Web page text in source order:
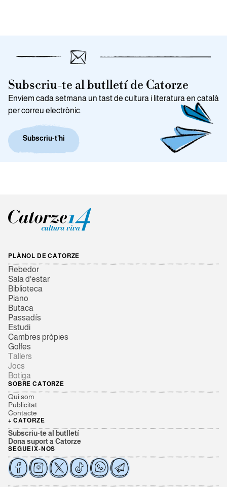
Subscriu-te al butlletí de Catorze
Enviem cada setmana un tast de cultura i literatura en català
per correu electrònic.
Subscriu-t’hi
PLÀNOL DE CATORZE
Rebedor
Sala d'estar
Biblioteca
Piano
Butaca
Passadís
Estudi
Cambres pròpies
Golfes
Tallers
Jocs
Botiga
SOBRE CATORZE
Qui som
Publicitat
Contacte
+ CATORZE
Subscriu-te al butlletí
Dona suport a Catorze
SEGUEIX-NOS